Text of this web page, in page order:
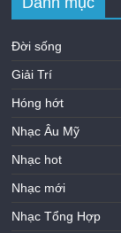
Đời sống
Giải Trí
Hóng hớt
Nhạc Âu Mỹ
Nhạc hot
Nhạc mới
Nhạc Tổng Hợp